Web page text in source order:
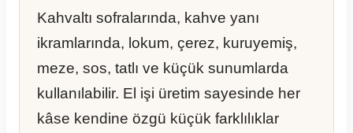
Kahvaltı sofralarında, kahve yanı
ikramlarında, lokum, çerez, kuruyemiş,
meze, sos, tatlı ve küçük sunumlarda
kullanılabilir. El işi üretim sayesinde her
kâse kendine özgü küçük farklılıklar